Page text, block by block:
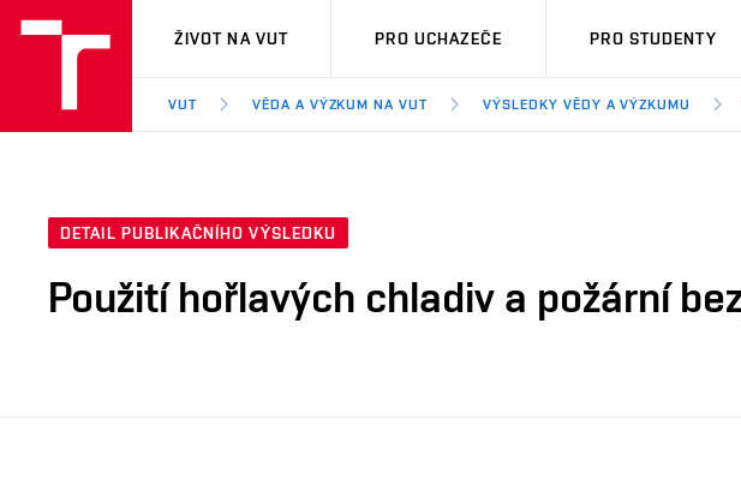
VUT
ŽIVOT NA VUT PRO UCHAZEČE PRO STUDENTY
VUT VĚDA A VÝZKUM NA VUT VÝSLEDKY VĚDY A VÝZKUMU
DETAIL PUBLIKAČNÍHO VÝSLEDKU
Použití hořlavých chladiv a požární